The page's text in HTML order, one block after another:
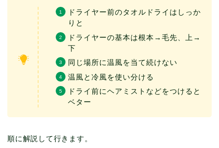
ドライヤー前のタオルドライはしっか
りと
ドライヤーの基本は根本→毛先、上→
下
同じ場所に温風を当て続けない
温風と冷風を使い分ける
ドライ前にヘアミストなどをつけると
ベター
順に解説して行きます。